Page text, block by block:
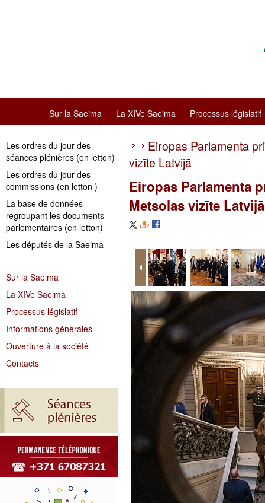
Sur la Saeima La XIVe Saeima Processus législatif
Les ordres du jour des
séances plénières (en letton)
Les ordres du jour des
commissions (en letton )
La base de données
regroupant les documents
parlementaires (en letton)
Les députés de la Saeima
Sur la Saeima
La XIVe Saeima
Processus législatif
Informations générales
Ouverture à la société
Contacts
Eiropas Parlamenta
vizīte Latvijā
Eiropas Parlamenta
Metsolas vizīte Latvijā